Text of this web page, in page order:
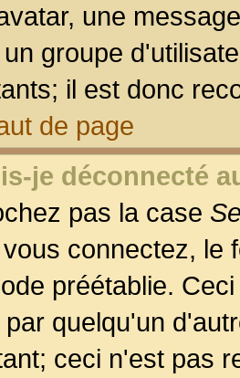
une
groupe
il est donc
de page
je déconnecté
pas la case
connectez, le
préétablie.
quelqu'un
ceci n'est pas